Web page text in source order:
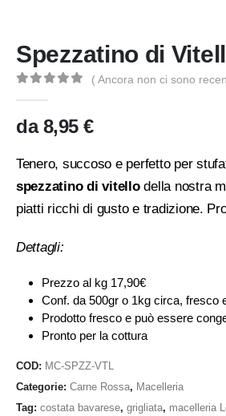
Spezzatino di
( Ancora non ci sono
da8,95€
Tenero, succoso e perfetto per
spezzatino di vitellodella nostra
piatti ricchi di gusto e tradizione.
Dettagli:
Prezzo al kg 17,90€
Conf. da 500gr o 1kg circa, fresco
Prodotto fresco e può essere
Pronto per la cottura
COD: MC-SPZZ-VTL
Categorie: Carne Rossa, Macelleria
Tag: costata bavarese, grigliata, macelleria